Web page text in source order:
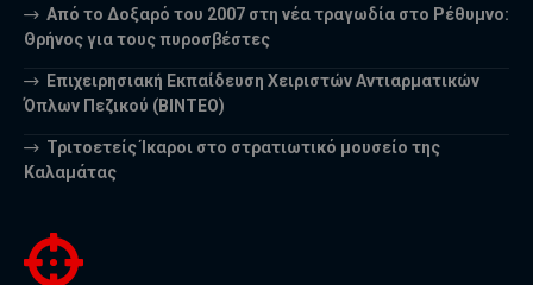
Από το Δοξαρό του 2007 στη νέα τραγωδία στο Ρέθυμνο:
Θρήνος για τους πυροσβέστες
Επιχειρησιακή Εκπαίδευση Χειριστών Αντιαρματικών
Όπλων Πεζικού (ΒΙΝΤΕΟ)
Τριτοετείς Ίκαροι στο στρατιωτικό μουσείο της
Καλαμάτας